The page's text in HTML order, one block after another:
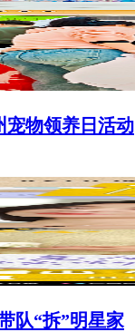
物领养日活动
队“拆”明星家